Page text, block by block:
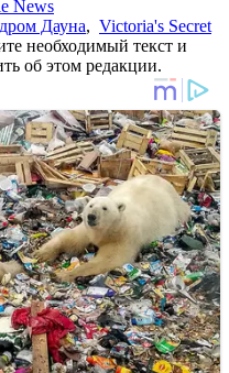
News
Дауна, Victoria's Secret
необходимый текст и
об этом редакции.